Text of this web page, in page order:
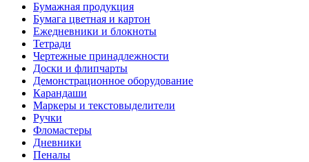
Бумажная продукция
Бумага цветная и картон
Ежедневники и блокноты
Тетради
Чертежные принадлежности
Доски и флипчарты
Демонстрационное оборудование
Карандаши
Маркеры и текстовыделители
Ручки
Фломастеры
Дневники
Пеналы